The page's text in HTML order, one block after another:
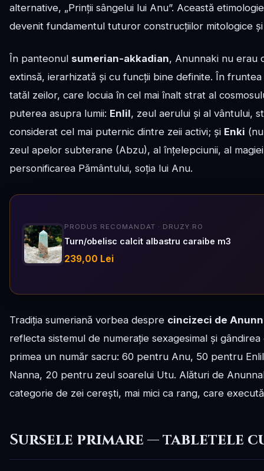
alternative, „Prinții sângelui lui Anu”. Această
devenit fundamentul tuturor construcțiilor mitologice
În panteonul sumerian-akkadian, Anunnaki nu erau
extinsă, ierarhizată și cu funcții bine definite. În
tatăl zeilor, care locuia în cel mai înalt strat al
puterea asupra lumii: Enlil, zeul aerului și al vântului,
considerat cel mai puternic dintre zeii activi; și Enki
zeul apelor subterane (Abzu), al înțelepciunii, al
personificarea Pământului, soția lui Anu.
PRODUS RECOMANDAT · DRUZY.RO
Turn/obelisc calcit albastru caraibe m3
239,00 Lei
Tradiția sumeriană vorbea despre cincizeci de
reflecta sistemul de numerație sexagesimal și
primea un număr sacru: 60 pentru Anu, 50 pentru
Nanna, 20 pentru zeul soarelui Utu. Alături de
categorie de zei cerești, mai mici ca rang, care
Sursele primare — tabletele